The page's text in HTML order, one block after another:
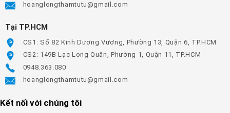
hoanglongthamtutu@gmail.com
Tại TP.HCM
CS1: Số 82 Kinh Dương Vương, Phường 13, Quận 6, TP.HCM
CS2: 149B Lạc Long Quân, Phường 1, Quận 11, TP.HCM
0948.363.080
hoanglongthamtutu@gmail.com
Kết nối với chúng tôi